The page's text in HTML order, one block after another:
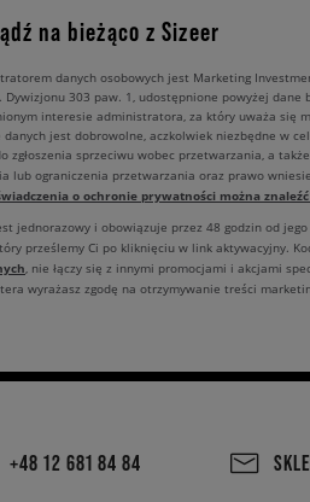
na bieżąco z Sizeer
danych osobowych jest Marketing
Dywizjonu 303 paw. 1, udostępnione powyżej dane
interesie administratora, za który uważa się
danych jest dobrowolne, aczkolwiek niezbędne w
zgłoszenia sprzeciwu wobec przetwarzania, a
lub ograniczenia przetwarzania oraz prawo
o ochronie prywatności można
jednorazowy i obowiązuje przez 48 godzin od
prześlemy Ci po kliknięciu w link aktywacyjny.
, nie łączy się z innymi promocjami i akcjami
wyrażasz zgodę na otrzymywanie treści
+48 12 681 84 84